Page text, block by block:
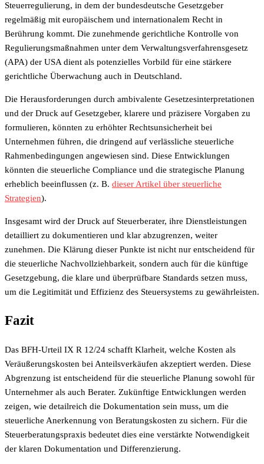
Steuerregulierung, in dem der bundesdeutsche Gesetzgeber
regelmäßig mit europäischem und internationalem Recht in
Berührung kommt. Die zunehmende gerichtliche Kontrolle von
Regulierungsmaßnahmen unter dem Verwaltungsverfahrensgesetz
(APA) der USA dient als potenzielles Vorbild für eine stärkere
gerichtliche Überwachung auch in Deutschland.
Die Herausforderungen durch ambivalente Gesetzesinterpretationen
und der Druck auf Gesetzgeber, klarere und präzisere Vorgaben zu
formulieren, könnten zu erhöhter Rechtsunsicherheit bei
Unternehmen führen, die dringend auf verlässliche steuerliche
Rahmenbedingungen angewiesen sind. Diese Entwicklungen
könnten die steuerliche Compliance und die strategische Planung
erheblich beeinflussen (z. B. dieser Artikel über steuerliche
Strategien).
Insgesamt wird der Druck auf Steuerberater, ihre Dienstleistungen
detailliert zu dokumentieren und klar abzugrenzen, weiter
zunehmen. Die Klärung dieser Punkte ist nicht nur entscheidend für
die steuerliche Nachvollziehbarkeit, sondern auch für die künftige
Gesetzgebung, die klare und überprüfbare Standards setzen muss,
um die Legitimität und Effizienz des Steuersystems zu gewährleisten.
Fazit
Das BFH-Urteil IX R 12/24 schafft Klarheit, welche Kosten als
Veräußerungskosten bei Anteilsverkäufen akzeptiert werden. Diese
Abgrenzung ist entscheidend für die steuerliche Planung sowohl für
Unternehmer als auch Berater. Zukünftige Entwicklungen werden
zeigen, wie detailreich die Dokumentation sein muss, um die
steuerliche Anerkennung von Beratungskosten zu sichern. Für die
Steuerberatungspraxis bedeutet dies eine verstärkte Notwendigkeit
der klaren Dokumentation und Differenzierung.